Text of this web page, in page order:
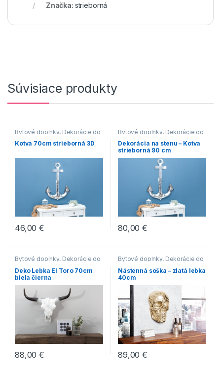
Značka: strieborná
Súvisiace produkty
Bytové doplnky, Dekorácie do
bytu
Kotva 70cm strieborná 3D
46,00€
Bytové doplnky, Dekorácie do
bytu
Dekorácia na stenu – Kotva
strieborná 90 cm
80,00€
Bytové doplnky, Dekorácie do
bytu
Deko Lebka El Toro 70cm
biela čierna
88,00€
Bytové doplnky, Dekorácie do
bytu
Nástenná soška – zlatá lebka
40cm
89,00€